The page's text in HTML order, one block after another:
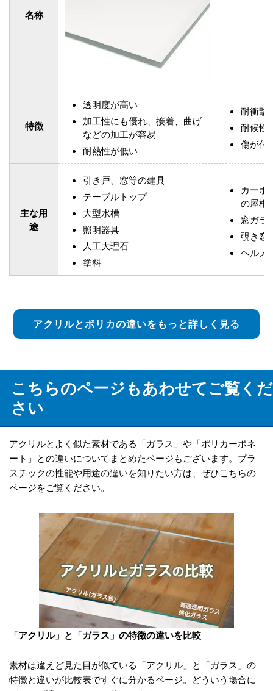
名称
特徴
透明度が高い
加工性にも優れ、接着、曲げ
などの加工が容易
耐熱性が低い
耐衝撃
耐候性
傷が付
主な用
途
引き戸、窓等の建具
テーブルトップ
大型水槽
照明器具
人工大理石
塗料
カーポ
の屋根
窓ガラ
覗き窓
ヘルメ
アクリルとポリカの違いをもっと詳しく見る
こちらのページもあわせてご覧くだ
さい
アクリルとよく似た素材である「ガラス」や「ポリカーボネ
ート」との違いについてまとめたページもございます。プラ
スチックの性能や用途の違いを知りたい方は、ぜひこちらの
ページをご覧ください。
「アクリル」と「ガラス」の特徴の違いを比較
素材は違えど見た目が似ている「アクリル」と「ガラス」の
特徴と違いが比較表ですぐに分かるページ。どういう場合に